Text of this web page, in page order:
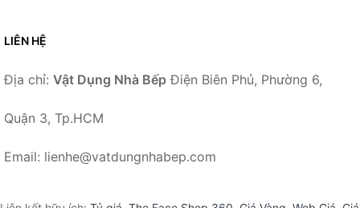
LIÊN HỆ
Địa chỉ: Vật Dụng Nhà Bếp Điện Biên Phủ, Phường 6,
Quận 3, Tp.HCM
Email: lienhe@vatdungnhabep.com